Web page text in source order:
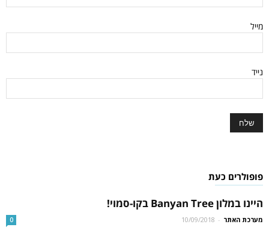
מייל
נייד
פופולרים כעת
היינו במלון Banyan Tree בקו-סמוי!
מערכת האתר -
10/09/2018
0